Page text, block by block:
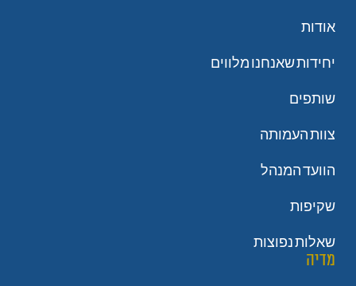
אודות
יחידות שאנחנו מלווים
שותפים
צוות העמותה
הוועד המנהל
שקיפות
שאלות נפוצות
מדיה